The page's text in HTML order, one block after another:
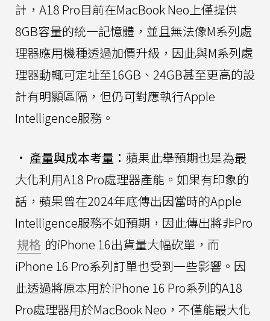
計，A18 Pro目前在MacBook Neo上僅提供
8GB容量的統一記憶體，並且無法像M系列處
理器應用機種透過加價升級，因此與M系列處
理器動輒可定址至16GB、24GB甚至更高的設
計有明顯區隔，但仍可對應執行Apple
Intelligence服務。
• 產量與成本考量： 蘋果此舉預期也是為最
大化利用A18 Pro處理器產能。如果有印象的
話，蘋果曾在2024年底傳出因當時的Apple
Intelligence服務不如預期，因此傳出將非Pro
規格 的iPhone 16出貨量大幅砍單，而
iPhone 16 Pro系列訂單也受到一些影響。因
此透過將原本用於iPhone 16 Pro系列的A18
Pro處理器用於MacBook Neo，不僅能最大化